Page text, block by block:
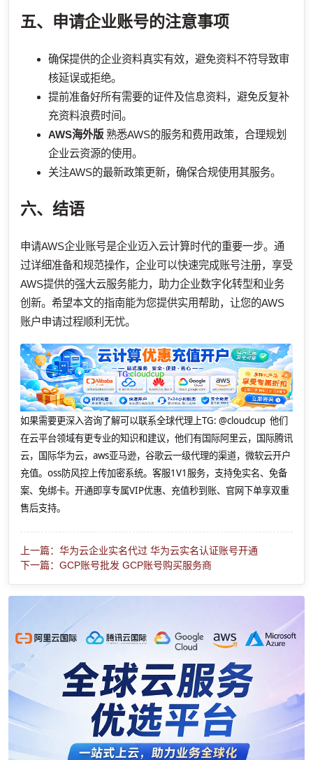
五、申请企业账号的注意事项
确保提供的企业资料真实有效，避免资料不符导致审
核延误或拒绝。
提前准备好所有需要的证件及信息资料，避免反复补
充资料浪费时间。
AWS海外版 熟悉AWS的服务和费用政策，合理规划
企业云资源的使用。
关注AWS的最新政策更新，确保合规使用其服务。
六、结语
申请AWS企业账号是企业迈入云计算时代的重要一步。通
过详细准备和规范操作，企业可以快速完成账号注册，享受
AWS提供的强大云服务能力，助力企业数字化转型和业务
创新。希望本文的指南能为您提供实用帮助，让您的AWS
账户申请过程顺利无忧。
如果需要更深入咨询了解可以联系全球代理上TG: @cloudcup 他们
在云平台领域有更专业的知识和建议，他们有国际阿里云，国际腾讯
云，国际华为云，aws亚马逊，谷歌云一级代理的渠道，微软云开户
充值。oss防风控上传加密系统。客服1V1服务，支持免实名、免备
案、免绑卡。开通即享专属VIP优惠、充值秒到账、官网下单享双重
售后支持。
上一篇：华为云企业实名代过 华为云实名认证账号开通
下一篇：GCP账号批发 GCP账号购买服务商